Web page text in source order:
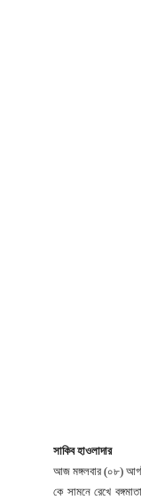
সাকিব হাওলাদার
আজ মঙ্গলবার (০৮)
কে সামনে রেখে